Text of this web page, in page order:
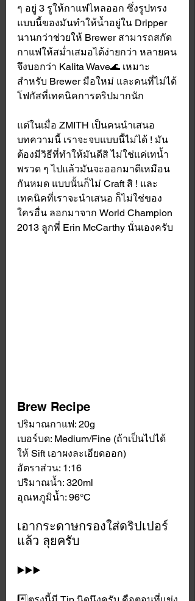
ๆ อยู่ 3 รูให้กาแฟไหลออก ซึ่งรูปทรง
แบบนี้ของมันทำให้น้ำอยู่ใน Dripper
นานกว่าช่วยให้ Brewer สามารถสกัด
กาแฟให้สม่ำเสมอได้ง่ายกว่า หลายคน
จึงบอกว่า Kalita Wave🌊 เหมาะ
สำหรับ Brewer มือใหม่ และคนที่ไม่ได้
โฟกัสที่เทคนิคการดริปมากนัก
แต่ในเมื่อ ZMITH เป็นคนนำเสนอ
บทความนี้ เราจะจบแบบนี้ไม่ได้ ! มัน
ต้องมีวิธีที่ทำให้มันดีสิ ไม่ใช่แค่เทน้ำ
พรวด ๆ ไปแล้วมันจะออกมาดีเหมือน
กันหมด แบบนั้นก็ไม่ Craft สิ ! และ
เทคนิคที่เราจะนำเสนอ ก็ไม่ใช่ของ
ใครอื่น ลอกมาจาก World Champion
2013 ลูกพี่ Erin McCarthy นั่นเองครับ
Brew Recipe
ปริมาณกาแฟ: 20g
เบอร์บด: Medium/Fine (ถ้าเป็นไปได้
ให้ Sift เอาผงละเอียดออก)
อัตราส่วน: 1:16
ปริมาณน้ำ: 320ml
อุณหภูมิน้ำ: 96°C
เอากระดาษกรองใส่ดริปเปอร์
แล้ว ลุยครับ
▶️▶️▶️